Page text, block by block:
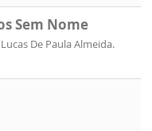
Sem Nome
De Paula Almeida.